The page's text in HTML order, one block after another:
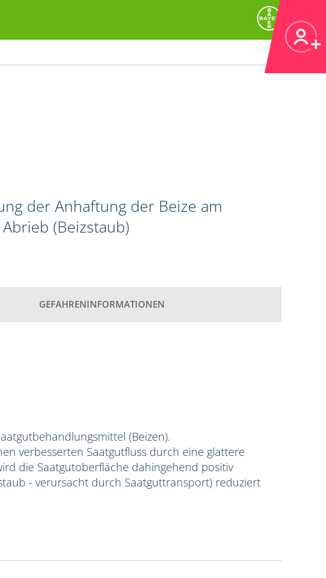
der Anhaftung der Beize am
(Beizstaub)
GEFAHRENINFORMATIONEN
(Beizen).
verbesserten Saatgutfluss durch eine glattere
die Saatgutoberfläche dahingehend positiv
- verursacht durch Saatguttransport) reduziert